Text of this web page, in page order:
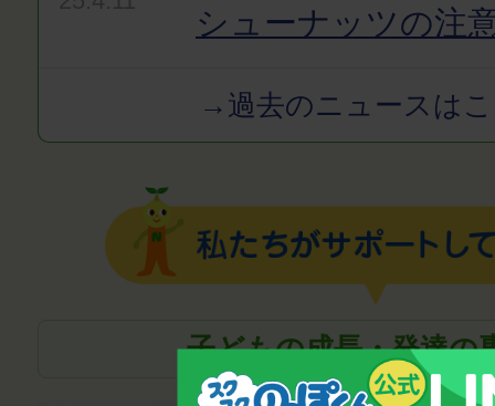
シューナッツの注
→過去のニュースは
子どもの成長・発達の